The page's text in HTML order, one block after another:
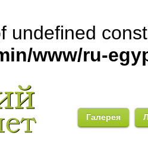
undefined
www/ru-
Галерея